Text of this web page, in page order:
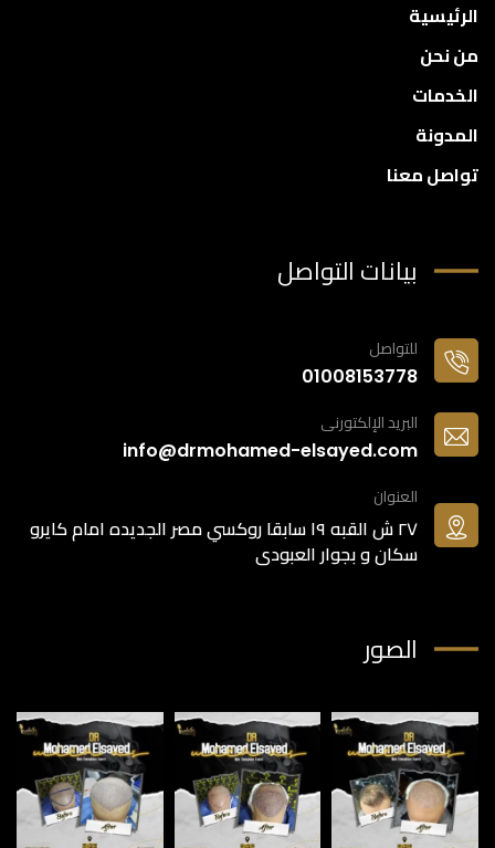
الرئيسية
من نحن
الخدمات
المدونة
تواصل معنا
بيانات التواصل
للتواصل
01008153778
البريد الإلكتورنى
info@drmohamed-elsayed.com
العنوان
٢٧ ش القبه ١٩ سابقا روكسي مصر الجديده امام كايرو
سكان و بجوار العبودى
الصور